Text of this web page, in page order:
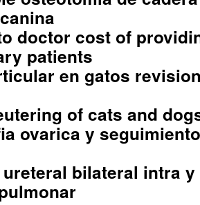
doctor cost of
patients
en gatos
of cats and
ovarica y
bilateral intra